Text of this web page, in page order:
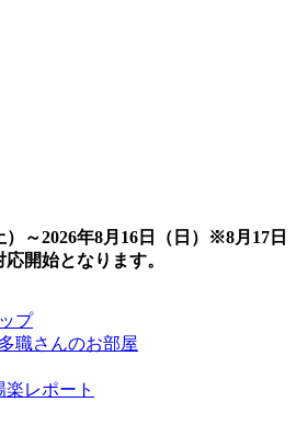
～2026年8月16日（日）※8月17日
応開始となります。
プ
職さんのお部屋
楽レポート